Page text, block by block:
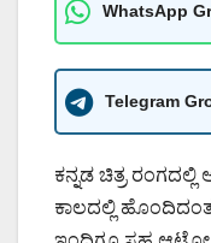
WhatsApp
Telegram
ಕನ್ನಡ ಚಿತ್ರ
ಕಾಲದಲ್ಲಿ